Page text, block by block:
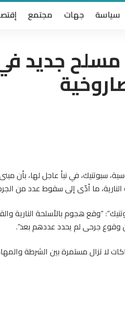
سياسة جهات مجتمع
جديد في
سبوتنيك، في نبأ عاجل لها، بأن
ما أدّى إلى سقوط عدد من
“وقع هجوم بالأسلحة النارية
وقوع جرحى لم يحدد عددهم بعد”.
لا تزال مستمرة بين الشرطة